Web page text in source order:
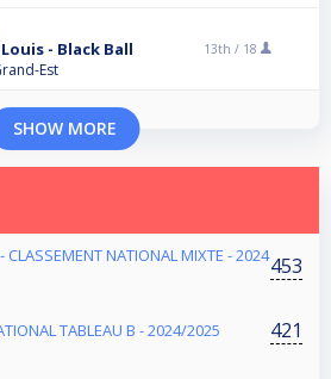
- Black Ball
Est
13th / 18
SHOW MORE
CLASSEMENT NATIONAL MIXTE - 2024453
TABLEAU B - 2024/2025 421